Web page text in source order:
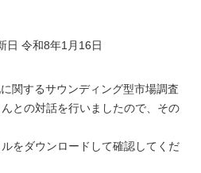
令和8年1月16日
関するサウンディング型市場調査
との対話を行いましたので、その
をダウンロードして確認してくだ